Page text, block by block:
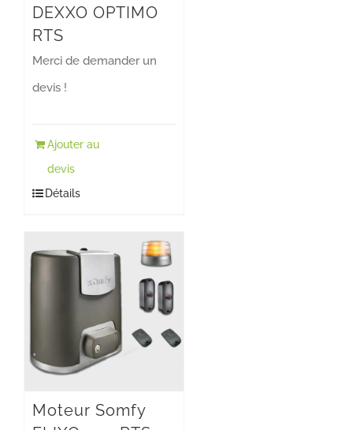
DEXXO OPTIMO
RTS
Merci de demander un
devis !
Ajouter au
devis
Détails
Moteur Somfy